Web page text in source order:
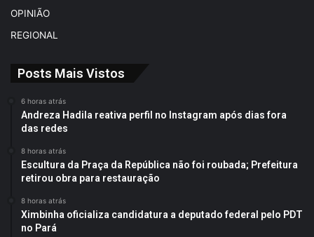
OPINIÃO
REGIONAL
Posts Mais Vistos
6 horas atrás
Andreza Hadila reativa perfil no Instagram após dias fora
das redes
8 horas atrás
Escultura da Praça da República não foi roubada; Prefeitura
retirou obra para restauração
8 horas atrás
Ximbinha oficializa candidatura a deputado federal pelo PDT
no Pará